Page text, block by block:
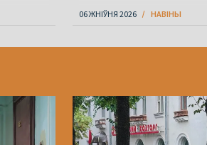
06 ЖНІЎНЯ 2026 НАВІНЫ